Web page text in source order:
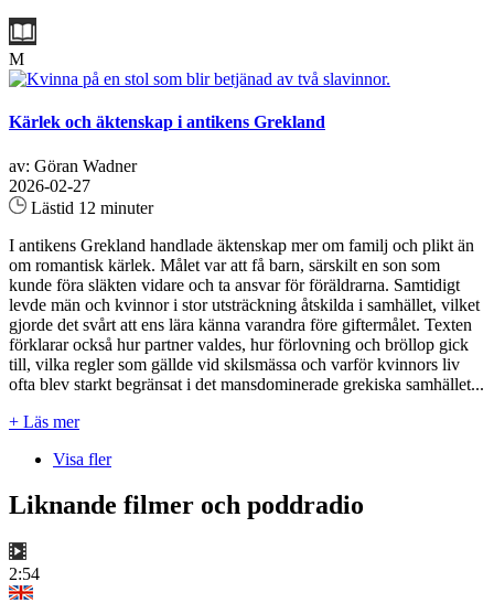
M
Kärlek och äktenskap i antikens Grekland
av: Göran Wadner
2026-02-27
Lästid 12 minuter
I antikens Grekland handlade äktenskap mer om familj och plikt än
om romantisk kärlek. Målet var att få barn, särskilt en son som
kunde föra släkten vidare och ta ansvar för föräldrarna. Samtidigt
levde män och kvinnor i stor utsträckning åtskilda i samhället, vilket
gjorde det svårt att ens lära känna varandra före giftermålet. Texten
förklarar också hur partner valdes, hur förlovning och bröllop gick
till, vilka regler som gällde vid skilsmässa och varför kvinnors liv
ofta blev starkt begränsat i det mansdominerade grekiska samhället...
+ Läs mer
Visa fler
Liknande filmer och poddradio
2:54